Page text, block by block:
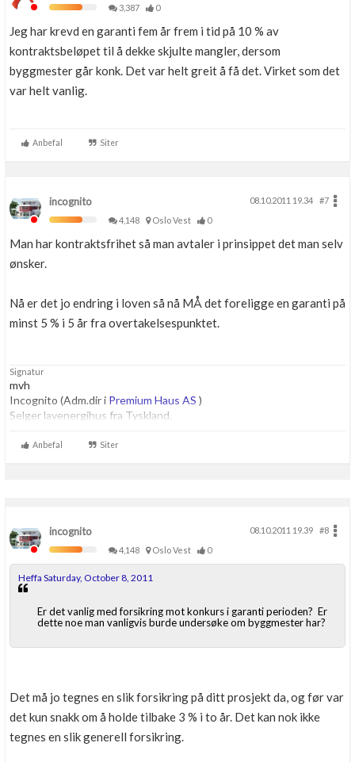
3,387
0
Jeg har krevd en garanti fem år frem i tid på 10 % av
kontraktsbeløpet til å dekke skjulte mangler, dersom
byggmester går konk. Det var helt greit å få det. Virket som det
var helt vanlig.
Anbefal Siter
incognito 08.10.2011 19.34
#7
4,148
Oslo Vest 0
Man har kontraktsfrihet så man avtaler i prinsippet det man selv
ønsker.
Nå er det jo endring i loven så nå MÅ det foreligge en garanti på
minst 5 % i 5 år fra overtakelsespunktet.
Signatur
mvh
Incognito (Adm.dir i Premium Haus AS )
Selger lavenergihus fra Tyskland.
Anbefal Siter
incognito 08.10.2011 19.39
#8
4,148
Oslo Vest 0
Heffa Saturday, October 8, 2011
Er det vanlig med forsikring mot konkurs i garanti perioden? Er
dette noe man vanligvis burde undersøke om byggmester har?
Det må jo tegnes en slik forsikring på ditt prosjekt da, og før var
det kun snakk om å holde tilbake 3 % i to år. Det kan nok ikke
tegnes en slik generell forsikring.